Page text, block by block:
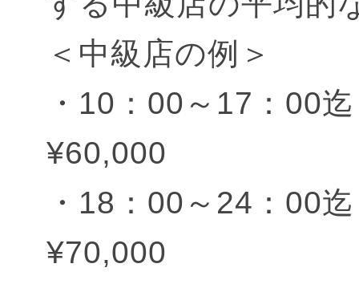
＜中級店の例＞
・10：00～17：00
¥60,000
・18：00～24：00
¥70,000